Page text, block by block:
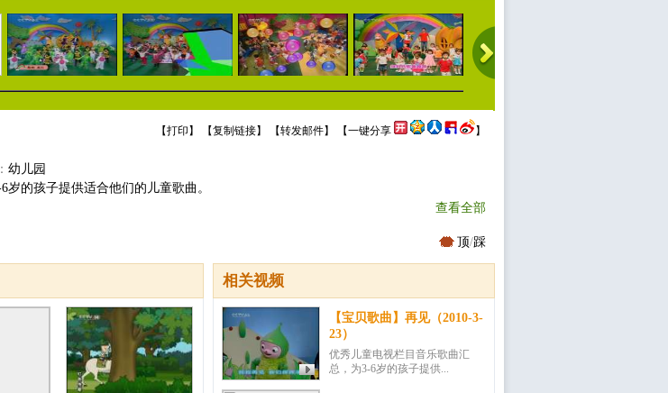
【打印 】 【复制链接】 【转发邮件】 【一键分享 】
幼儿园
的孩子提供适合他们的儿童歌曲。
查看全部
顶/踩
相关视频
【宝贝歌曲】再见（2010-3-
23）
优秀儿童电视栏目音乐歌曲汇
总，为3-6岁的孩子提供...